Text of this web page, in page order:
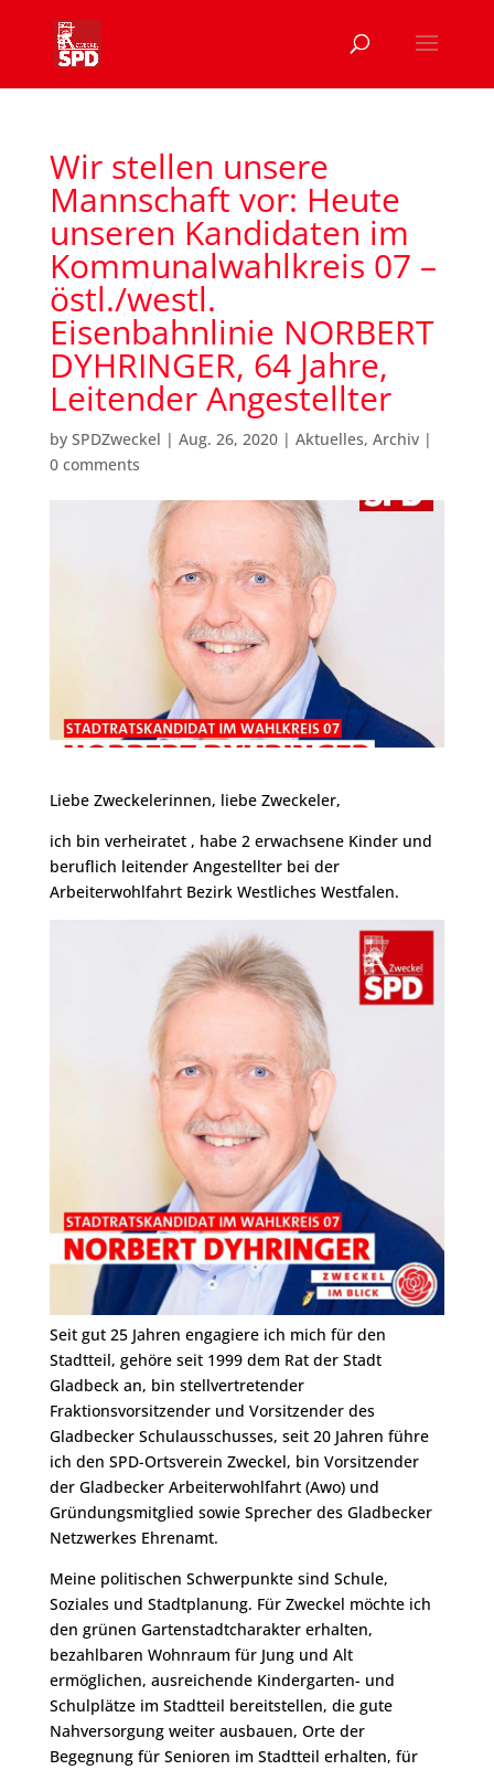
Wir stellen unsere
Mannschaft vor: Heute
unseren Kandidaten im
Kommunalwahlkreis 07 –
östl./westl.
Eisenbahnlinie NORBERT
DYHRINGER, 64 Jahre,
Leitender Angestellter
by SPDZweckel | Aug. 26, 2020| Aktuelles, Archiv|
0 comments
Liebe Zweckelerinnen, liebe Zweckeler,
ich bin verheiratet , habe 2 erwachsene Kinder und
beruflich leitender Angestellter bei der
Arbeiterwohlfahrt Bezirk Westliches Westfalen.
Seit gut 25 Jahren engagiere ich mich für den
Stadtteil, gehöre seit 1999 dem Rat der Stadt
Gladbeck an, bin stellvertretender
Fraktionsvorsitzender und Vorsitzender des
Gladbecker Schulausschusses, seit 20 Jahren führe
ich den SPD-Ortsverein Zweckel, bin Vorsitzender
der Gladbecker Arbeiterwohlfahrt (Awo) und
Gründungsmitglied sowie Sprecher des Gladbecker
Netzwerkes Ehrenamt.
Meine politischen Schwerpunkte sind Schule,
Soziales und Stadtplanung. Für Zweckel möchte ich
den grünen Gartenstadtcharakter erhalten,
bezahlbaren Wohnraum für Jung und Alt
ermöglichen, ausreichende Kindergarten- und
Schulplätze im Stadtteil bereitstellen, die gute
Nahversorgung weiter ausbauen, Orte der
Begegnung für Senioren im Stadtteil erhalten, für